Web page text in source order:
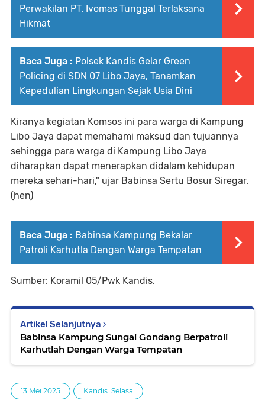
Perwakilan PT. Ivomas Tunggal Terlaksana
Hikmat
Baca Juga : Polsek Kandis Gelar Green
Policing di SDN 07 Libo Jaya, Tanamkan
Kepedulian Lingkungan Sejak Usia Dini
Kiranya kegiatan Komsos ini para warga di Kampung
Libo Jaya dapat memahami maksud dan tujuannya
sehingga para warga di Kampung Libo Jaya
diharapkan dapat menerapkan didalam kehidupan
mereka sehari-hari," ujar Babinsa Sertu Bosur Siregar.
(hen)
Baca Juga : Babinsa Kampung Bekalar
Patroli Karhutla Dengan Warga Tempatan
Sumber: Koramil 05/Pwk Kandis.
Artikel Selanjutnya
Babinsa Kampung Sungai Gondang Berpatroli
Karhutlah Dengan Warga Tempatan
13 Mei 2025 Kandis. Selasa